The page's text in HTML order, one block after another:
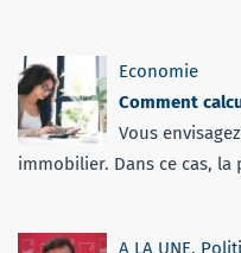
Economie
Comment
Vous
immobilier. Dans ce cas, la
A LA UNE,